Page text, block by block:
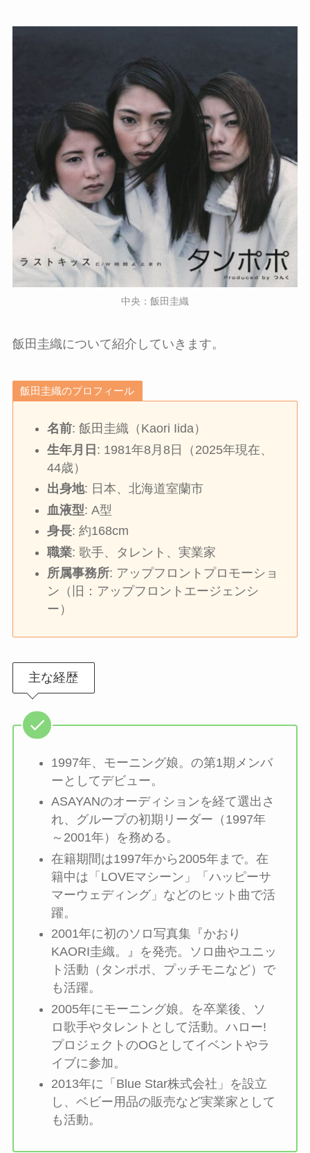
中央：飯田圭織
飯田圭織について紹介していきます。
飯田圭織のプロフィール
名前: 飯田圭織（Kaori Iida）
生年月日 : 1981年8月8日（2025年現在、
44歳）
出身地: 日本、北海道室蘭市
血液型: A型
身長: 約168cm
職業: 歌手、タレント、実業家
所属事務所: アップフロントプロモーショ
ン（旧：アップフロントエージェンシ
ー）
主な経歴
1997年、モーニング娘。の第1期メンバ
ーとしてデビュー。
ASAYANのオーディションを経て選出さ
れ、グループの初期リーダー（1997年
～2001年）を務める。
在籍期間は1997年から2005年まで。在
籍中は「LOVEマシーン」「ハッピーサ
マーウェディング」などのヒット曲で活
躍。
2001年に初のソロ写真集『かおり
KAORI圭織。』を発売。ソロ曲やユニッ
ト活動（タンポポ、プッチモニなど）で
も活躍。
2005年にモーニング娘。を卒業後、ソ
ロ歌手やタレントとして活動。ハロー!
プロジェクトのOGとしてイベントやラ
イブに参加。
2013年に「Blue Star株式会社」を設立
し、ベビー用品の販売など実業家として
も活動。